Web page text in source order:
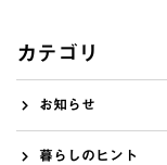
カテゴリ
お知らせ
暮らしのヒント